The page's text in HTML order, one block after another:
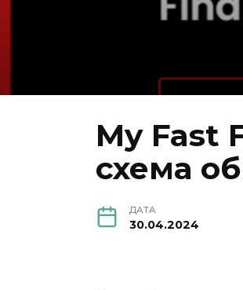
My Fast
схема
ДАТА
30.04.2024